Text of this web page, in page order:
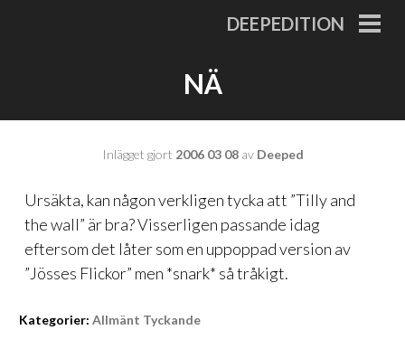
DEEPEDITION
NÄ
Inlägget gjort 2006 03 08av Deeped
Ursäkta, kan någon verkligen tycka att ”Tilly and
the wall” är bra? Visserligen passande idag
eftersom det låter som en uppoppad version av
”Jösses Flickor” men *snark* så tråkigt.
Kategorier: Allmänt Tyckande